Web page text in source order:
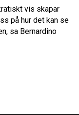
vis skapar
på hur det kan se
sa Bernardino